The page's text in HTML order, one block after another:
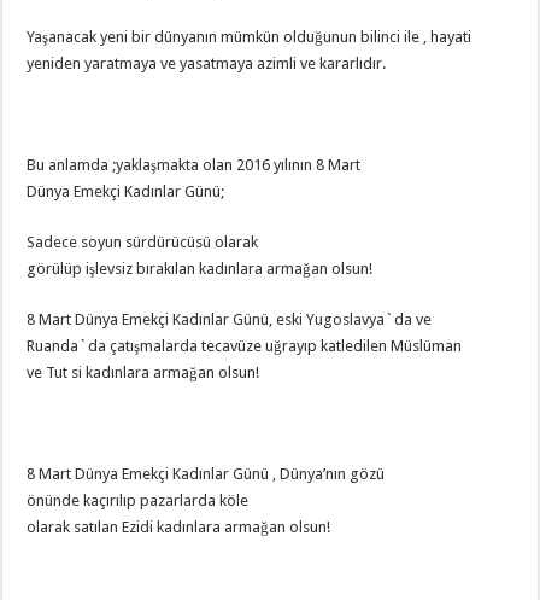
Yaşanacak yeni bir dünyanın mümkün olduğunun bilinci ile , hayati
yeniden yaratmaya ve yasatmaya azimli ve kararlıdır.
Bu anlamda ;yaklaşmakta olan 2016 yılının 8 Mart
Dünya Emekçi Kadınlar Günü;
Sadece soyun sürdürücüsü olarak
görülüp işlevsiz bırakılan kadınlara armağan olsun!
8 Mart Dünya Emekçi Kadınlar Günü, eski Yugoslavya`da ve
Ruanda`da çatışmalarda tecavüze uğrayıp katledilen Müslüman
ve Tut si kadınlara armağan olsun!
8 Mart Dünya Emekçi Kadınlar Günü , Dünya’nın gözü
önünde kaçırılıp pazarlarda köle
olarak satılan Ezidi kadınlara armağan olsun!